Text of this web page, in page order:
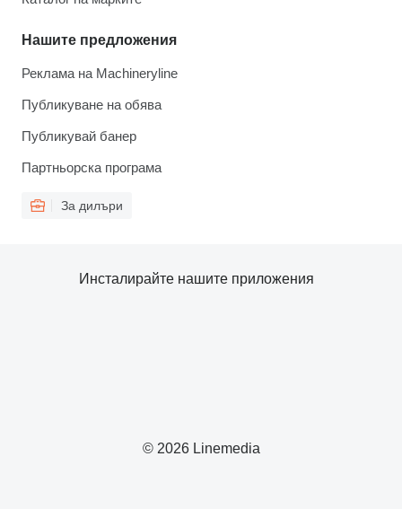
Нашите предложения
Реклама на Machineryline
Публикуване на обява
Публикувай банер
Партньорска програма
За дилъри
© 2026 Linemedia
Инсталирайте нашите приложения